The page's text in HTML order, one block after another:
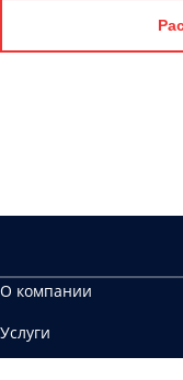
О компании
Услуги